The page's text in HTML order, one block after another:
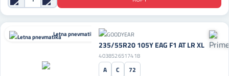
Letna pnevmatika
235/55R20 105Y EAG F1 AT LR XL
4038526517418
A C
72